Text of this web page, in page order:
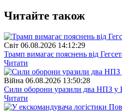
Читайте також
Свiт 06.08.2026 14:12:29
Трамп вимагає пояснень від
Читати
Війна 06.08.2026 13:50:28
Сили оборони уразили два НПЗ у
Читати